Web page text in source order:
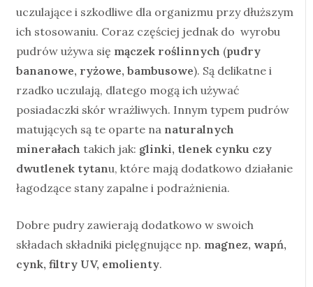
uczulające i szkodliwe dla organizmu przy dłuższym
ich stosowaniu. Coraz częściej jednak do wyrobu
pudrów używa się mączek roślinnych (pudry
bananowe, ryżowe, bambusowe). Są delikatne i
rzadko uczulają, dlatego mogą ich używać
posiadaczki skór wrażliwych. Innym typem pudrów
matujących są te oparte na naturalnych
minerałach takich jak: glinki, tlenek cynku czy
dwutlenek tytanu, które mają dodatkowo działanie
łagodzące stany zapalne i podrażnienia.
Dobre pudry zawierają dodatkowo w swoich
składach składniki pielęgnujące np. magnez, wapń,
cynk, filtry UV, emolienty.